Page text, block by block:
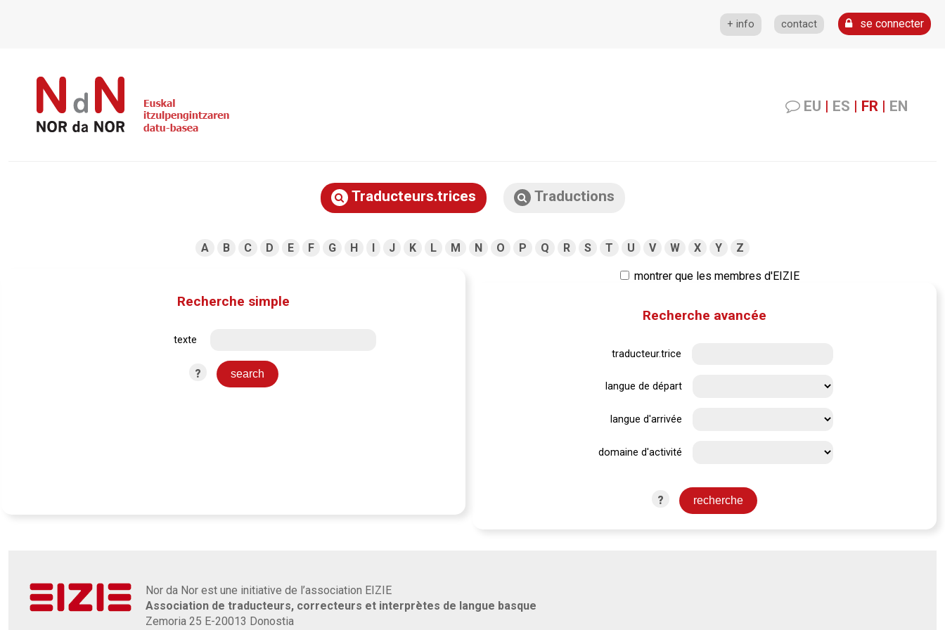
+ info contact se connecter
EU | ES | FR| EN
Traducteurs.trices Traductions
A B C D E F G H I J K L M N O P Q R S T U V W X Y Z
montrer que les membres d'EIZIE
Recherche simple
texte
?
Recherche avancée
traducteur.trice
langue de départ
langue d'arrivée
domaine d'activité
?
Nor da Nor est une initiative de l’association EIZIE
Association de traducteurs, correcteurs et interprètes de langue basque
Zemoria 25 E-20013 Donostia